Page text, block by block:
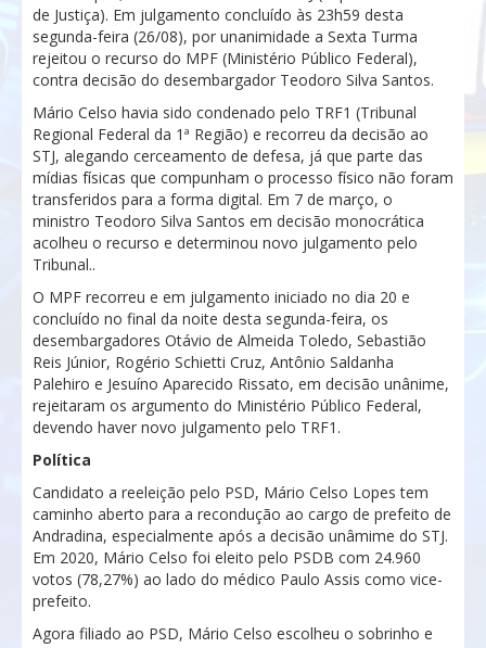
de Justiça). Em julgamento concluído às 23h59 desta
segunda-feira (26/08), por unanimidade a Sexta Turma
rejeitou o recurso do MPF (Ministério Público Federal),
contra decisão do desembargador Teodoro Silva Santos.
Mário Celso havia sido condenado pelo TRF1 (Tribunal
Regional Federal da 1ª Região) e recorreu da decisão ao
STJ, alegando cerceamento de defesa, já que parte das
mídias físicas que compunham o processo físico não foram
transferidos para a forma digital. Em 7 de março, o
ministro Teodoro Silva Santos em decisão monocrática
acolheu o recurso e determinou novo julgamento pelo
Tribunal..
O MPF recorreu e em julgamento iniciado no dia 20 e
concluído no final da noite desta segunda-feira, os
desembargadores Otávio de Almeida Toledo, Sebastião
Reis Júnior, Rogério Schietti Cruz, Antônio Saldanha
Palehiro e Jesuíno Aparecido Rissato, em decisão unânime,
rejeitaram os argumento do Ministério Público Federal,
devendo haver novo julgamento pelo TRF1.
Política
Candidato a reeleição pelo PSD, Mário Celso Lopes tem
caminho aberto para a recondução ao cargo de prefeito de
Andradina, especialmente após a decisão unâmime do STJ.
Em 2020, Mário Celso foi eleito pelo PSDB com 24.960
votos (78,27%) ao lado do médico Paulo Assis como vice-
prefeito.
Agora filiado ao PSD, Mário Celso escolheu o sobrinho e